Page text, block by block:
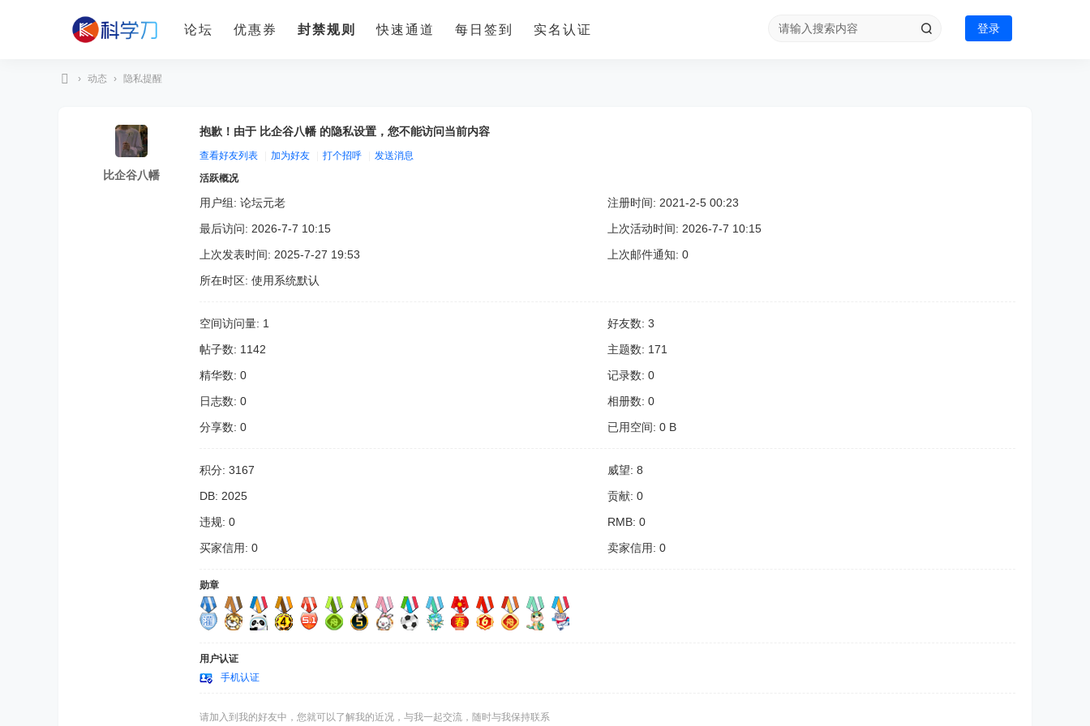
论坛 优惠券 封禁规则 快速通道 每日签到 实名认证 登录
› 动态 › 隐私提醒
比企谷八幡
抱歉！由于 比企谷八幡 的隐私设置，您不能访问当前内容
查看好友列表 加为好友 打个招呼
发送消息
活跃概况
用户组: 论坛元老
注册时间: 2021-2-5 00:23
最后访问: 2026-7-7 10:15
上次活动时间: 2026-7-7 10:15
上次发表时间: 2025-7-27 19:53
上次邮件通知: 0
所在时区: 使用系统默认
空间访问量: 1
好友数: 3
帖子数: 1142
主题数: 171
精华数: 0
记录数: 0
日志数: 0
相册数: 0
分享数: 0
已用空间: 0 B
积分: 3167
威望: 8
DB: 2025
贡献: 0
违规: 0
RMB: 0
买家信用: 0
卖家信用: 0
勋章
用户认证
手机认证
请加入到我的好友中，您就可以了解我的近况，与我一起交流，随时与我保持联系